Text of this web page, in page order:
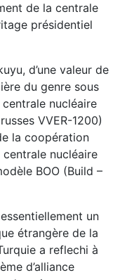
de la centrale
présidentiel
d’une valeur de
du genre sous
nucléaire
VVER-1200)
la coopération
nucléaire
BOO (Build –
un
étrangère de la
a reflechi à
d’alliance